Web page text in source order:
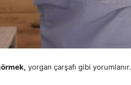
yorgan çarşafı gibi yorumlanır.